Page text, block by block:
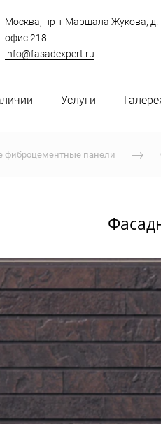
Москва, пр-т Маршала Жукова, д.
офис 218
info@fasadexpert.ru
Услуги
фиброцементные панели